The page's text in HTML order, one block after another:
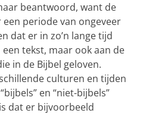
beantwoord, want de
periode van ongeveer
dat er in zo’n lange tijd
tekst, maar ook aan de
in de Bijbel geloven.
culturen en tijden
en “niet-bijbels”
dat er bijvoorbeeld